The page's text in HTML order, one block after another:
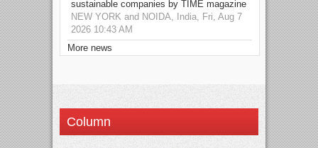
sustainable companies by TIME magazine
NEW YORK and NOIDA, India, Fri, Aug 7
2026 10:43 AM
More news
Column